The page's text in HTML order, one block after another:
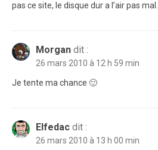
pas ce site, le disque dur a l’air pas mal.
Morgan dit :
26 mars 2010 à 12 h 59 min
Je tente ma chance 🙂
Elfedac dit :
26 mars 2010 à 13 h 00 min